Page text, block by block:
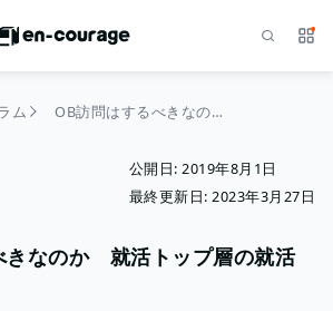
サ
ム OB訪問はするべきなのか 就活トップ層の就活を徹底解剖
公開日: 2019年8月1日
最終更新日: 2023年3月27日
きなのか 就活トップ層の就活